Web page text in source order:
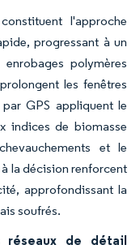
l'approche
progressant à un
polymères
les fenêtres
GPS appliquent le
indices de biomasse
et le
la décision renforcent
approfondissant la
soufrés.
de détail